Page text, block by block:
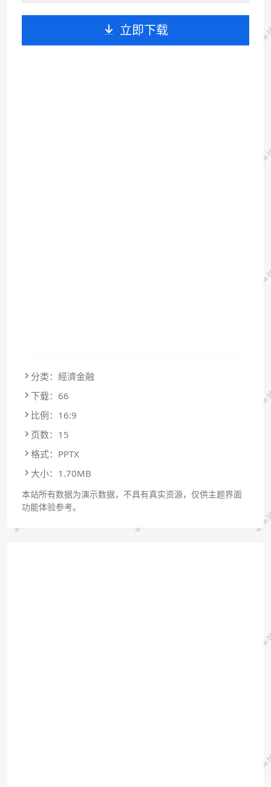
立即下载
分类：經濟金融
下载：66
比例：16:9
页数：15
格式：PPTX
大小：1.70MB
本站所有数据为演示数据，不具有真实资源，仅供主题界面
功能体验参考。